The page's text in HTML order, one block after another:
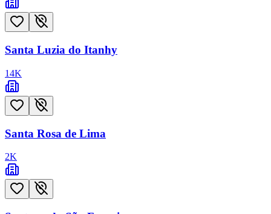
Santa Luzia do Itanhy
14K
Santa Rosa de Lima
2K